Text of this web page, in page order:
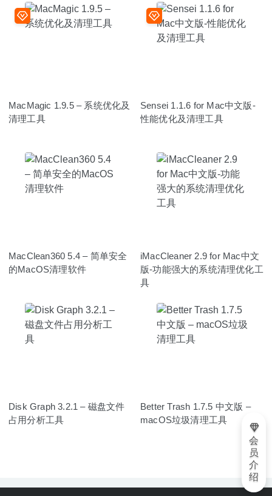
MacMagic 1.9.5 – 系统优化及
清理工具
Sensei 1.1.6 for Mac中文版-
性能优化及清理工具
MacClean360 5.4 – 简单安全
的MacOS清理软件
iMacCleaner 2.9 for Mac中文
版-功能强大的系统清理优化工
具
Disk Graph 3.2.1 – 磁盘文件
占用分析工具
Better Trash 1.7.5 中文版 –
macOS垃圾清理工具
会
员
介
绍